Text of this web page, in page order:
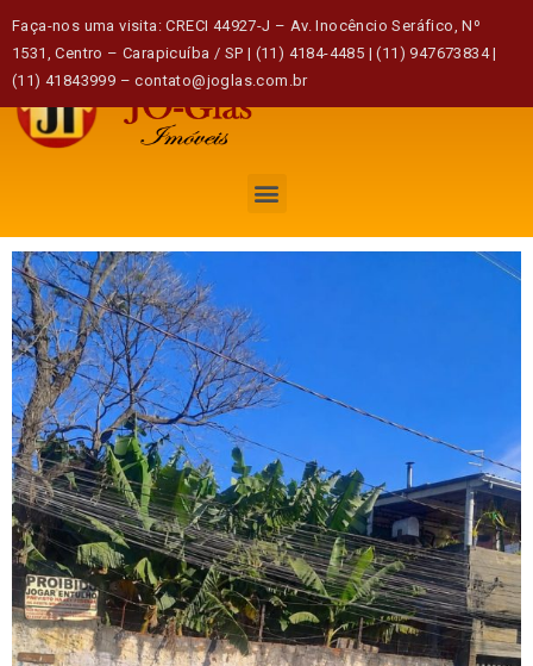
Faça-nos uma visita: CRECI 44927-J – Av. Inocêncio Seráfico, Nº
1531, Centro – Carapicuíba / SP | (11) 4184-4485 | (11) 947673834 |
(11) 41843999 – contato@joglas.com.br